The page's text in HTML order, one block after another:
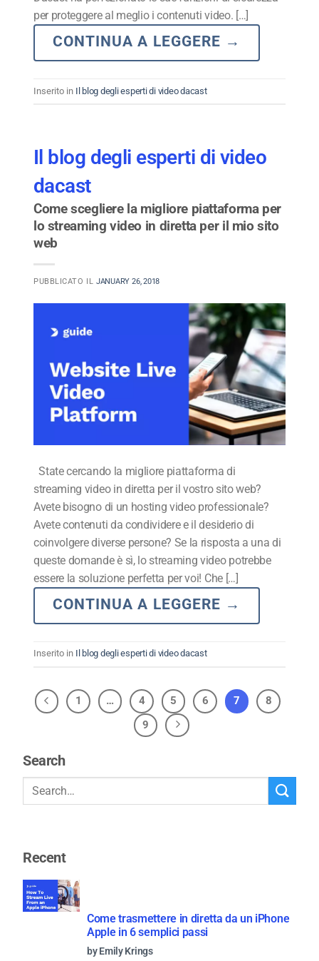
per proteggere al meglio i contenuti video. […]
CONTINUA A LEGGERE →
Inserito in Il blog degli esperti di video dacast
Il blog degli esperti di video
dacast
Come scegliere la migliore piattaforma per
lo streaming video in diretta per il mio sito
web
PUBBLICATO IL JANUARY 26, 2018
State cercando la migliore piattaforma di
streaming video in diretta per il vostro sito web?
Avete bisogno di un hosting video professionale?
Avete contenuti da condividere e il desiderio di
coinvolgere diverse persone? Se la risposta a una di
queste domande è sì, lo streaming video potrebbe
essere la soluzione perfetta per voi! Che […]
CONTINUA A LEGGERE →
Inserito in Il blog degli esperti di video dacast
1 … 4 5 6 7
8
9
Search
Recent
Come trasmettere in diretta da un iPhone
Apple in 6 semplici passi
by Emily Krings